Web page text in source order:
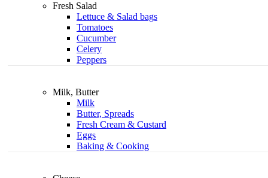
Fresh Salad
Lettuce & Salad bags
Tomatoes
Cucumber
Celery
Peppers
Milk, Butter
Milk
Butter, Spreads
Fresh Cream & Custard
Eggs
Baking & Cooking